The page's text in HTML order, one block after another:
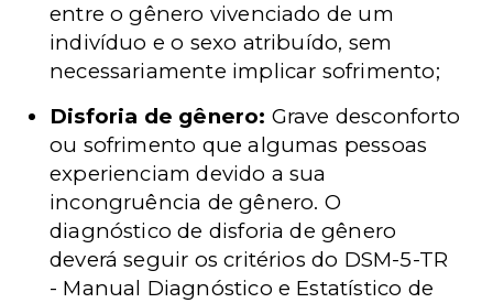
entre o gênero vivenciado de um
indivíduo e o sexo atribuído, sem
necessariamente implicar sofrimento;
Disforia de gênero: Grave desconforto
ou sofrimento que algumas pessoas
experienciam devido a sua
incongruência de gênero. O
diagnóstico de disforia de gênero
deverá seguir os critérios do DSM-5-TR
- Manual Diagnóstico e Estatístico de